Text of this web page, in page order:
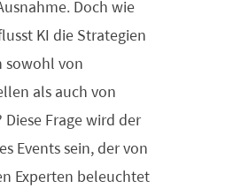
Doch wie
KI die Strategien
sowohl von
als auch von
Diese Frage wird der
Events sein, der von
Experten beleuchtet